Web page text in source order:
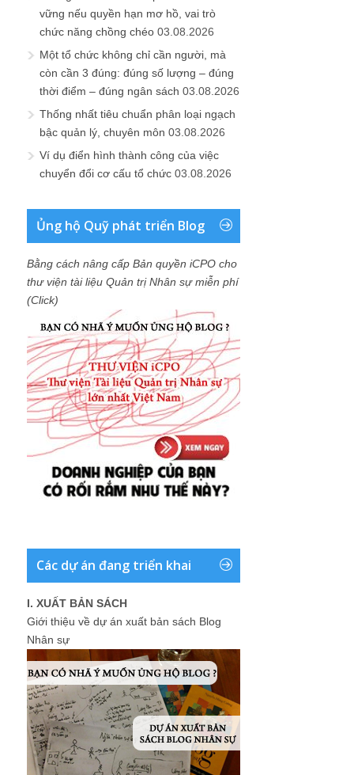
vững nếu quyền hạn mơ hồ, vai trò
chức năng chồng chéo 03.08.2026
Một tổ chức không chỉ cần người, mà
còn cần 3 đúng: đúng số lượng – đúng
thời điểm – đúng ngân sách 03.08.2026
Thống nhất tiêu chuẩn phân loại ngạch
bậc quản lý, chuyên môn 03.08.2026
Ví dụ điển hình thành công của việc
chuyển đổi cơ cấu tổ chức 03.08.2026
Ủng hộ Quỹ phát triển Blog
Bằng cách nâng cấp Bản quyền iCPO cho
thư viện tài liệu Quản trị Nhân sự miễn phí
(Click)
Các dự án đang triển khai
I. XUẤT BẢN SÁCH
Giới thiệu về dự án xuất bản sách Blog
Nhân sự